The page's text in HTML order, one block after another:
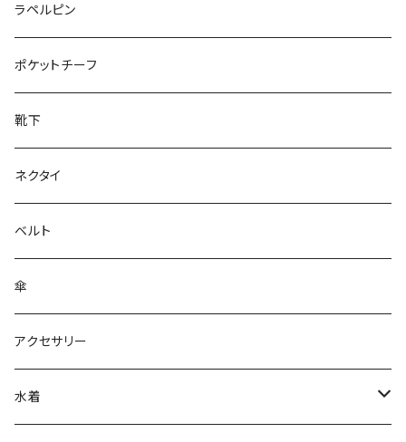
50/XL～
27cm～
28cm～
ラペルピン
ポケットチーフ
靴下
ネクタイ
ベルト
傘
アクセサリー
水着